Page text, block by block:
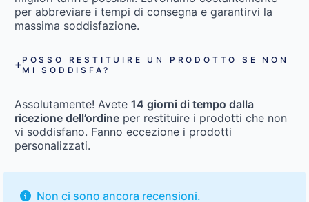
per abbreviare i tempi di consegna e garantirvi la
massima soddisfazione.
POSSO RESTITUIRE UN PRODOTTO SE NON
MI SODDISFA?
Assolutamente! Avete 14 giorni di tempo dalla
ricezione dell’ordine per restituire i prodotti che non
vi soddisfano. Fanno eccezione i prodotti
personalizzati.
Non ci sono ancora recensioni.